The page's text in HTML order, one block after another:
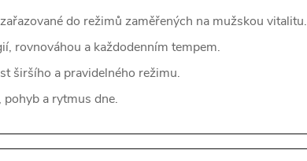
do režimů zaměřených na mužskou vitalitu.
rovnováhou a každodenním tempem.
širšího a pravidelného režimu.
a rytmus dne.